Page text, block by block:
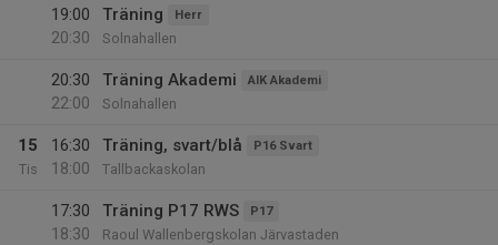
19:00
20:30
Träning Herr
Solnahallen
20:30
22:00
Träning Akademi AIK Akademi
Solnahallen
15
Tis
16:30
18:00
Träning, svart/blå P16 Svart
Tallbackaskolan
17:30
18:30
Träning P17 RWS P17
Raoul Wallenbergskolan Järvastaden